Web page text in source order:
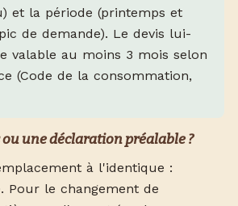
et la période (printemps et
de demande). Le devis lui-
valable au moins 3 mois selon
(Code de la consommation,
une déclaration préalable ?
à l'identique :
Pour le changement de